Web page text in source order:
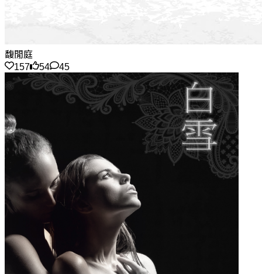
馥閒庭
157
54 45